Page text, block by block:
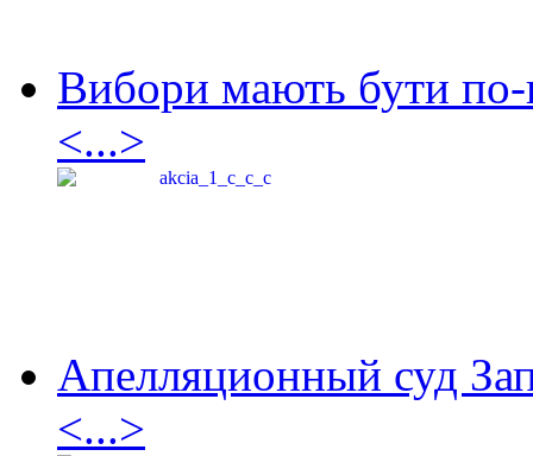
Вибори мають бути по-
<...>
Апелляционный суд
<...>